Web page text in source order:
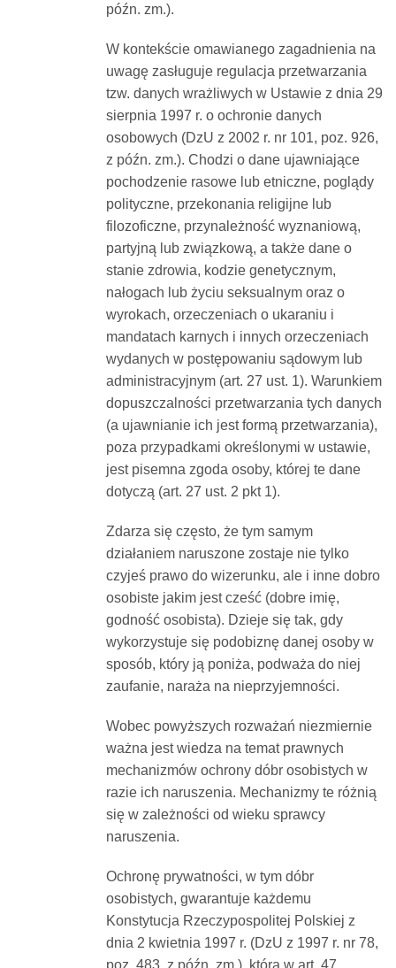
późn. zm.).
W kontekście omawianego zagadnienia na
uwagę zasługuje regulacja przetwarzania
tzw. danych wrażliwych w Ustawie z dnia 29
sierpnia 1997 r. o ochronie danych
osobowych (DzU z 2002 r. nr 101, poz. 926,
z późn. zm.). Chodzi o dane ujawniające
pochodzenie rasowe lub etniczne, poglądy
polityczne, przekonania religijne lub
filozoficzne, przynależność wyznaniową,
partyjną lub związkową, a także dane o
stanie zdrowia, kodzie genetycznym,
nałogach lub życiu seksualnym oraz o
wyrokach, orzeczeniach o ukaraniu i
mandatach karnych i innych orzeczeniach
wydanych w postępowaniu sądowym lub
administracyjnym (art. 27 ust. 1). Warunkiem
dopuszczalności przetwarzania tych danych
(a ujawnianie ich jest formą przetwarzania),
poza przypadkami określonymi w ustawie,
jest pisemna zgoda osoby, której te dane
dotyczą (art. 27 ust. 2 pkt 1).
Zdarza się często, że tym samym
działaniem naruszone zostaje nie tylko
czyjeś prawo do wizerunku, ale i inne dobro
osobiste jakim jest cześć (dobre imię,
godność osobista). Dzieje się tak, gdy
wykorzystuje się podobiznę danej osoby w
sposób, który ją poniża, podważa do niej
zaufanie, naraża na nieprzyjemności.
Wobec powyższych rozważań niezmiernie
ważna jest wiedza na temat prawnych
mechanizmów ochrony dóbr osobistych w
razie ich naruszenia. Mechanizmy te różnią
się w zależności od wieku sprawcy
naruszenia.
Ochronę prywatności, w tym dóbr
osobistych, gwarantuje każdemu
Konstytucja Rzeczypospolitej Polskiej z
dnia 2 kwietnia 1997 r. (DzU z 1997 r. nr 78,
poz. 483, z późn. zm.), która w art. 47